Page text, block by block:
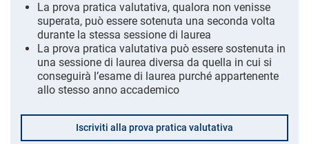
La prova pratica valutativa, qualora non venisse
superata, può essere sotenuta una seconda volta
durante la stessa sessione di laurea
La prova pratica valutativa può essere sostenuta in
una sessione di laurea diversa da quella in cui si
conseguirà l’esame di laurea purché appartenente
allo stesso anno accademico
Iscriviti alla prova pratica valutativa